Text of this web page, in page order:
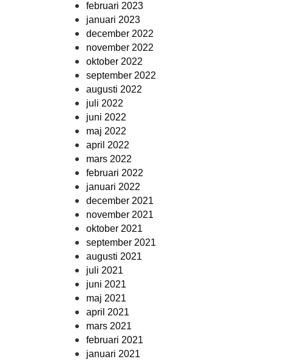
februari 2023
januari 2023
december 2022
november 2022
oktober 2022
september 2022
augusti 2022
juli 2022
juni 2022
maj 2022
april 2022
mars 2022
februari 2022
januari 2022
december 2021
november 2021
oktober 2021
september 2021
augusti 2021
juli 2021
juni 2021
maj 2021
april 2021
mars 2021
februari 2021
januari 2021